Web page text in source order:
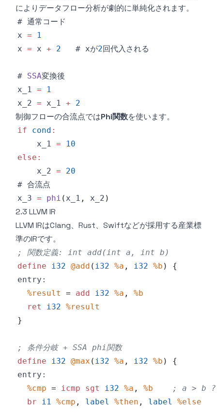
によりデータフロー分析が劇的に単純化されます。
x =
1
x = x + 2
   # xが
2
# SSA
x_1 =
1
x_2 = x_1 + 2
制御フローの合流点ではPhi関数を使います。
if cond :
    x_1
=
10
else :
    x_2
=
20
x_3 = phi ( x_1 , x_2 )
2.3 LLVM IR
LLVM IRはClang、Rust、Swiftなどが採用する産業標
準のIRです。
; 関数定義: int add(int a, int b)
define
i32 @add ( i32 %a , i32 %b )
{
entry:
%result
= add i32 %a ,
%b
ret
i32 %result
}
; 条件分岐 + SSA phi関数
define
i32 @max ( i32 %a , i32 %b )
{
entry:
%cmp = icmp sgt i32 %a , %b
; a > b ?
br
i1 %cmp , label %then , label %else